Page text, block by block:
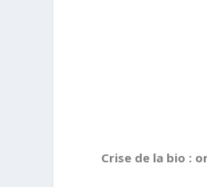
Crise de la bio :